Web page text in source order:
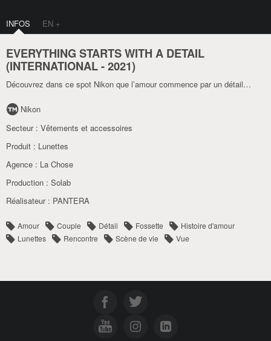
INFOS EN +
EVERYTHING STARTS WITH A DETAIL
(INTERNATIONAL-2021)
Découvrez dans ce spot Nikon que l’amour commence par un détail…
Nikon
Secteur : Vêtements et accessoires
Produit : Lunettes
Agence : La Chose
Production : Solab
Réalisateur : PANTERA
Amour Couple Détail Fossette
Histoire d'amour
Lunettes
Rencontre Scène de vie Vue